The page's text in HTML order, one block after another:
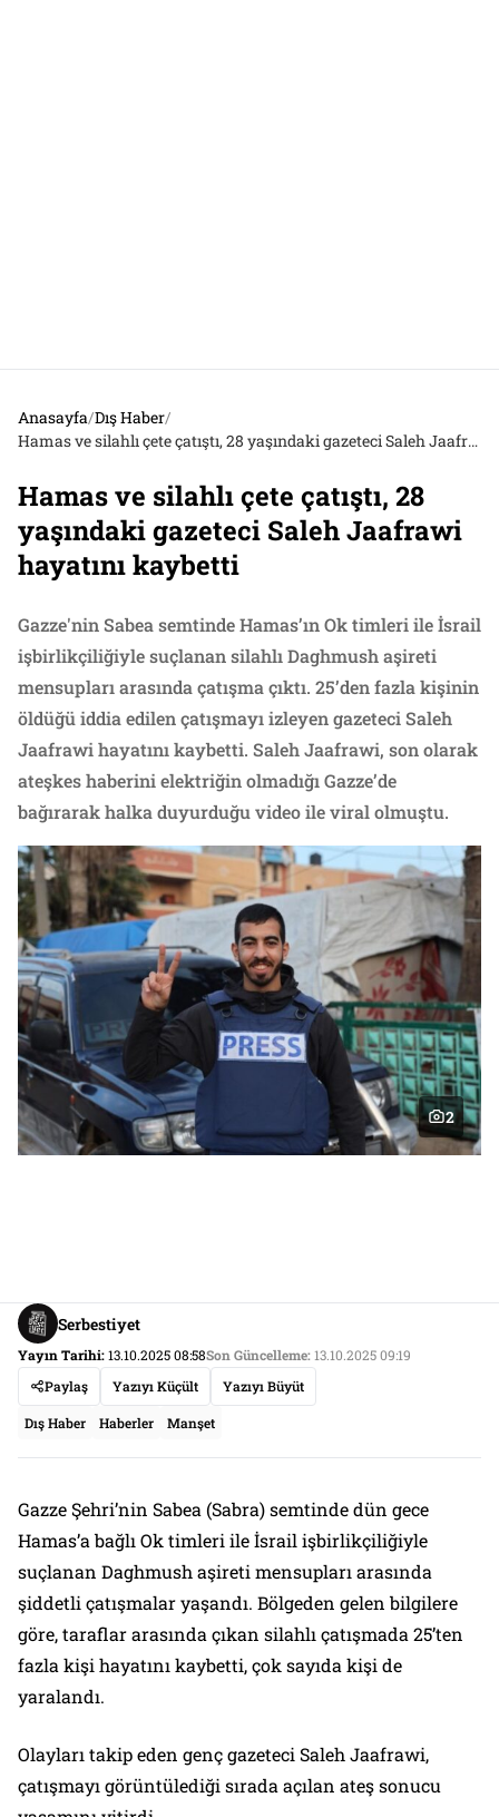
Anasayfa/Dış Haber/
Hamas ve silahlı çete çatıştı, 28 yaşındaki gazeteci Saleh Jaafrawi hayatını kaybetti
Hamas ve silahlı çete çatıştı, 28
yaşındaki gazeteci Saleh Jaafrawi
hayatını kaybetti
Gazze'nin Sabea semtinde Hamas’ın Ok timleri ile İsrail
işbirlikçiliğiyle suçlanan silahlı Daghmush aşireti
mensupları arasında çatışma çıktı. 25’den fazla kişinin
öldüğü iddia edilen çatışmayı izleyen gazeteci Saleh
Jaafrawi hayatını kaybetti. Saleh Jaafrawi, son olarak
ateşkes haberini elektriğin olmadığı Gazze’de
bağırarak halka duyurduğu video ile viral olmuştu.
2
Serbestiyet
Yayın Tarihi:13.10.2025 08:58Son Güncelleme:13.10.2025 09:19
Paylaş
Yazıyı Küçült Yazıyı Büyüt
Dış Haber Haberler Manşet
Gazze Şehri’nin Sabea (Sabra) semtinde dün gece
Hamas’a bağlı Ok timleri ile İsrail işbirlikçiliğiyle
suçlanan Daghmush aşireti mensupları arasında
şiddetli çatışmalar yaşandı. Bölgeden gelen bilgilere
göre, taraflar arasında çıkan silahlı çatışmada 25’ten
fazla kişi hayatını kaybetti, çok sayıda kişi de
yaralandı.
Olayları takip eden genç gazeteci Saleh Jaafrawi,
çatışmayı görüntülediği sırada açılan ateş sonucu